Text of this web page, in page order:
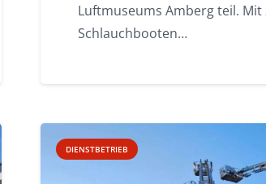
Luftmuseums Amberg teil. Mit
Schlauchbooten…
DIENSTBETRIEB